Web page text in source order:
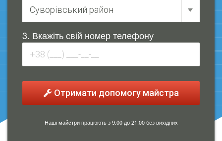
3. Вкажіть свій номер телефону
Отримати допомогу майстра
Наші майстри працюють з 9.00 до 21.00 без вихідних